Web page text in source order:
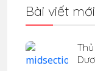
Bài viết mới